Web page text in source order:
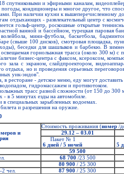
спутниковыми и эфирными каналам,
кондиционеры и многое другое, что
При наличии кухни к вышеперечисленному
отдыхающих - развлекательный центр с
гольф-центр, роскошные открытые
ванной и бассейном, турецкая паровая
мини-футбола, баскетбола,
(свыше 100 дисков), смотровая площадка,
беседки для шашлыков и барбекю. В
освещаемая горнолыжная трасса (около 300 м)
бизнес-центра с факсом, ксероксом,
зала с экраном, слайдпроектором,
отдыха, но и проведения серьезных
уик-эндов".
ресторане - детское меню, еду могут
гидромассажем и противотоком.
трасс разной сложности (от 150 до 300
- в 5 минутах езды на автомобиле.
специальных зарыбленных водоемах.
и разрешения на оружие.
и
Стоимость проживания (номер/
29.12 – 03.01
Пакет № 1
6 дней / 5 ночей
5
59 500
68 700 /23 500
80 900 / 25 300
чел. 87 900 / 25 300